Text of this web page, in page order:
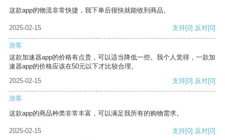
这款app的物流非常快捷，我下单后很快就能收到商品。
2025-02-15 支持[0] 反对[0]
游客
这款加速器app的价格有点贵，可以适当降低一些。我个人觉得，一款加
速器app的价格应该在50元以下才比较合理。
2025-02-15
支持[0] 反对[0]
游客
这款app的商品种类非常丰富，可以满足我所有的购物需求。
2025-02-15 支持[0] 反对[0]